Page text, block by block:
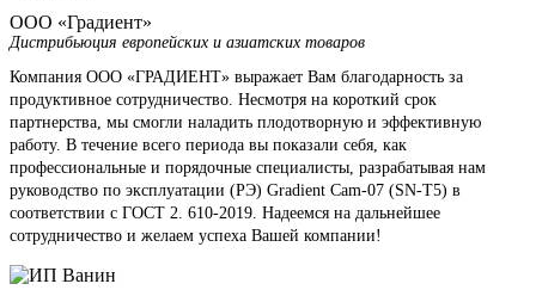
ООО «Градиент»
Дистрибьюция европейских и азиатских товаров
Компания ООО «ГРАДИЕНТ» выражает Вам благодарность за
продуктивное сотрудничество. Несмотря на короткий срок
партнерства, мы смогли наладить плодотворную и эффективную
работу. В течение всего периода вы показали себя, как
профессиональные и порядочные специалисты, разрабатывая нам
руководство по эксплуатации (РЭ) Gradient Cam-07 (SN-T5) в
соответствии с ГОСТ 2. 610-2019. Надеемся на дальнейшее
сотрудничество и желаем успеха Вашей компании!